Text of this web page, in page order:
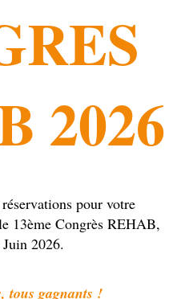
2026
pour votre
13ème Congrès REHAB,
2026.
tous gagnants !